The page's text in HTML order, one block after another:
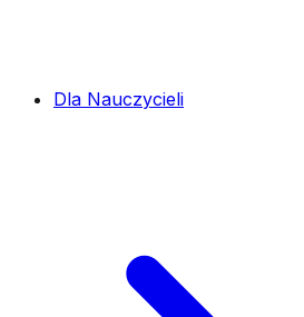
Dla Nauczycieli